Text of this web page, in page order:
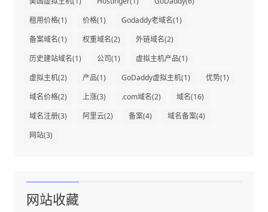
租用价格(1) 价格(1) Godaddy老域名(1)
备案域名(1) 权重域名(2) 外链域名(2)
历史建站域名(1) 公司(1) 虚拟主机产品(1)
虚拟主机(2) 产品(1) GoDaddy虚拟主机(1) 优势(1)
域名价格(2) 上涨(3) .com域名(2) 域名(16)
域名注册(3) 阿里云(2) 备案(4) 域名备案(4)
网站(3)
网站收藏